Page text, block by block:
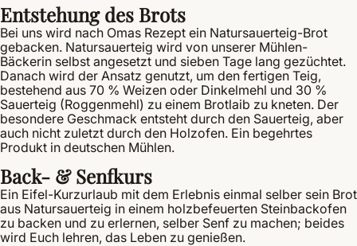
Entstehung des Brots
Bei uns wird nach Omas Rezept ein Natursauerteig-Brot
gebacken. Natursauerteig wird von unserer Mühlen-
Bäckerin selbst angesetzt und sieben Tage lang gezüchtet.
Danach wird der Ansatz genutzt, um den fertigen Teig,
bestehend aus 70 % Weizen oder Dinkelmehl und 30 %
Sauerteig (Roggenmehl) zu einem Brotlaib zu kneten. Der
besondere Geschmack entsteht durch den Sauerteig, aber
auch nicht zuletzt durch den Holzofen. Ein begehrtes
Produkt in deutschen Mühlen.
Back- & Senfkurs
Ein Eifel-Kurzurlaub mit dem Erlebnis einmal selber sein Brot
aus Natursauerteig in einem holzbefeuerten Steinbackofen
zu backen und zu erlernen, selber Senf zu machen; beides
wird Euch lehren, das Leben zu genießen.